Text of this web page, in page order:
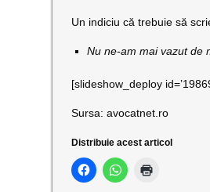
Un indiciu că trebuie să
Nu ne-am mai vazut de
[slideshow_deploy
Sursa: avocatnet.ro
Distribuie acest articol